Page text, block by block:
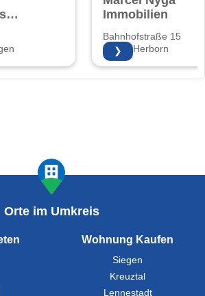
Immobilien
Bahnhofstraße 15
35745 Herborn
❯
Orte im Umkreis
Wohnung Kaufen
Siegen
Kreuztal
Lennestadt